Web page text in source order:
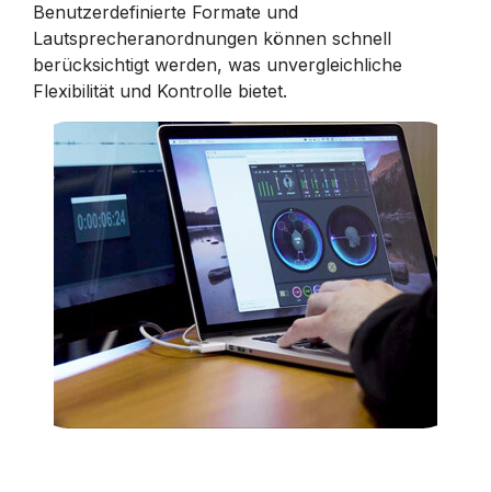
Benutzerdefinierte Formate und
Lautsprecheranordnungen können schnell
berücksichtigt werden, was unvergleichliche
Flexibilität und Kontrolle bietet.